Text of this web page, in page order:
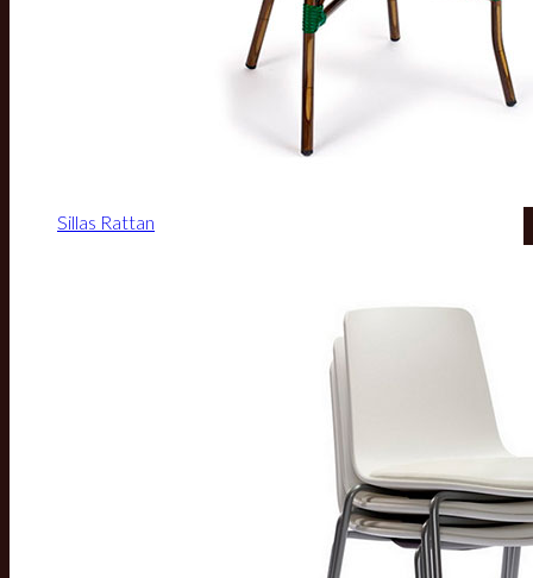
Sillas Rattan